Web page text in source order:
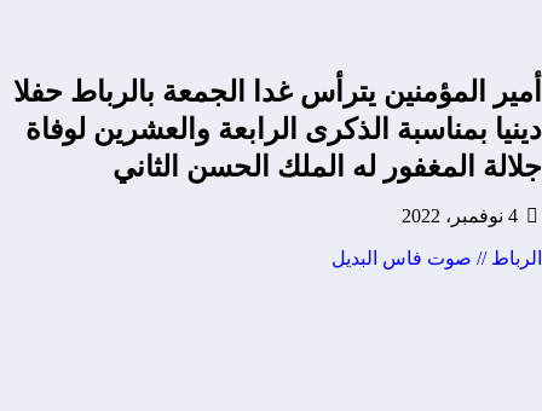
أمير المؤمنين يترأس غدا الجمعة بالرباط حفلا
دينيا بمناسبة الذكرى الرابعة والعشرين لوفاة
جلالة المغفور له الملك الحسن الثاني
4 نوفمبر، 2022
الرباط // صوت فاس البديل